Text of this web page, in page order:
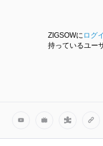
ZIGSOWに ログ
持っているユー